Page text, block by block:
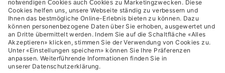
Lager
Fachpartner